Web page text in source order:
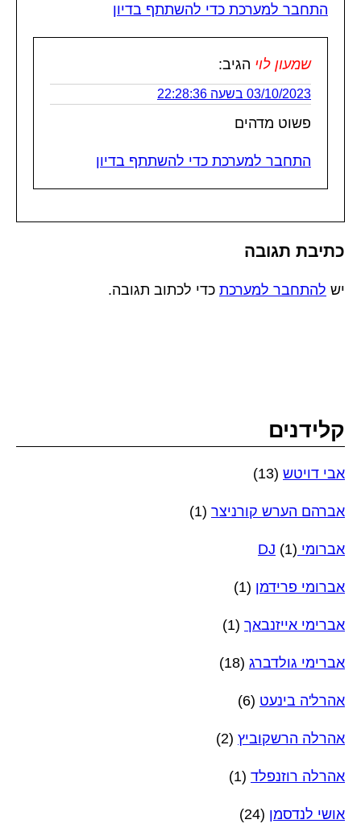
התחבר למערכת כדי להשתתף בדיון
שמעון לוי הגיב:
03/10/2023 בשעה 22:28:36
פשוט מדהים
התחבר למערכת כדי להשתתף בדיון
כתיבת תגובה
יש להתחבר למערכת כדי לכתוב תגובה.
קלידנים
אבי דויטש (13)
אברהם הערש קורניצר (1)
אברומי DJ (1)
אברומי פרידמן (1)
אברימי אייזנבאך (1)
אברימי גולדברג (18)
אהרל'ה בינעט (6)
אהרלה הרשקוביץ (2)
אהרלה רוזנפלד (1)
אושי לנדסמן (24)